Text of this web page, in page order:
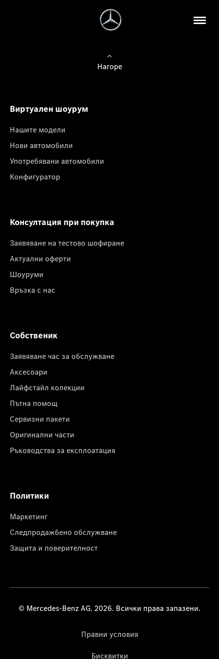
Нагоре
Виртуален шоурум
Нашите модели
Нови автомобили
Употребявани автомобили
Конфигуратор
Консултация при покупка
Заявяване на тестово шофиране
Актуални оферти
Шоуруми
Връзка с нас
Собственик
Заявяване час за обслужване
Аксесоари
Лайфстайл колекции
Пътна помощ
Сервизни пакети
Оригинални части
Ръководства за експлоатация
Политики
Маркетинг
Следпродажбено обслужване
Защита и поверителност
© Mercedes-Benz AG. 2026. Всички права запазени.
Правни условия
Бисквитки